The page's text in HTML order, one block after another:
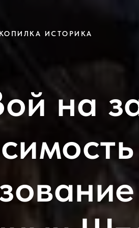
ИСТОРИКА
на